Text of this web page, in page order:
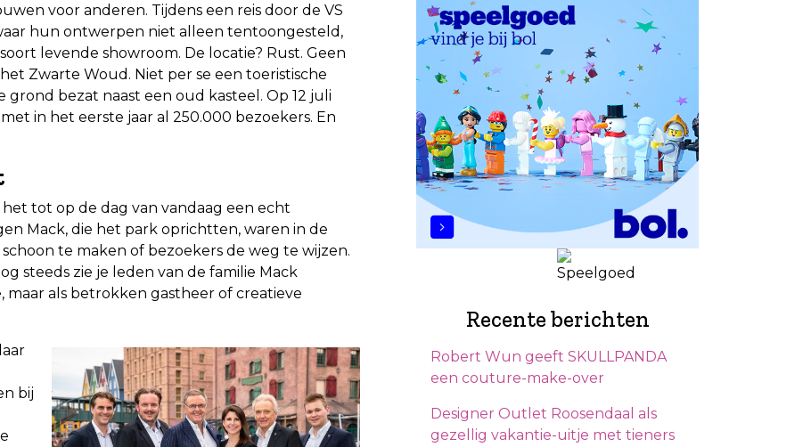
voor anderen. Tijdens een reis door de VS
hun ontwerpen niet alleen tentoongesteld,
levende showroom. De locatie? Rust. Geen
Zwarte Woud. Niet per se een toeristische
bezat naast een oud kasteel. Op 12 juli
in het eerste jaar al 250.000 bezoekers. En
tot op de dag van vandaag een echt
Mack, die het park oprichtten, waren in de
te maken of bezoekers de weg te wijzen.
steeds zie je leden van de familie Mack
als betrokken gastheer of creatieve
bij
Recente berichten
Robert Wun geeft SKULLPANDA
een couture-make-over
Designer Outlet Roosendaal als
gezellig vakantie-uitje met tieners